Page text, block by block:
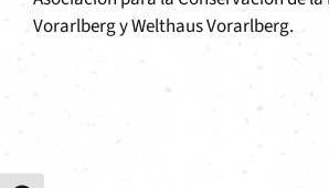
Vorarlberg y Welthaus Vorarlberg.